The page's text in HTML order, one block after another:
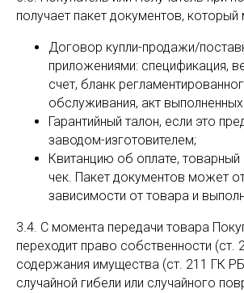
получает пакет документов,
Договор купли-продажи/
приложениями: спецификация,
счет, бланк
обслуживания, акт
Гарантийный талон, если это
заводом-изготовителем;
Квитанцию об оплате, товарный
чек. Пакет документов может
зависимости от товара и
3.4. С момента передачи товара
переходит право собственности (ст.
содержания имущества (ст. 211 ГК
случайной гибели или случайного